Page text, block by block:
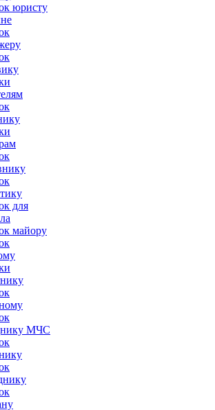
юристу
для
майору
МЧС